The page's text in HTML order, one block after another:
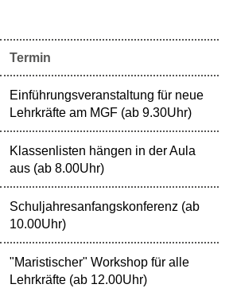
Termin
Einführungsveranstaltung für neue
Lehrkräfte am MGF (ab 9.30Uhr)
Klassenlisten hängen in der Aula
aus (ab 8.00Uhr)
Schuljahresanfangskonferenz (ab
10.00Uhr)
"Maristischer" Workshop für alle
Lehrkräfte (ab 12.00Uhr)